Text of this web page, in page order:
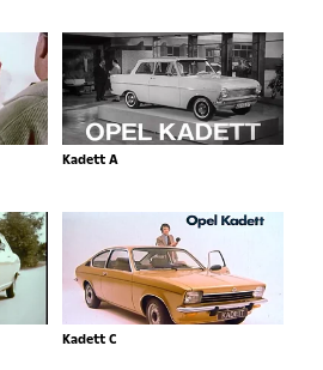
Kadett A
Kadett C